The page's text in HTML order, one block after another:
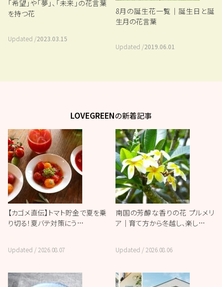
「希望」や「夢」、「未来」の花言葉
を持つ花
Updated /2023.03.15
8月の誕生花一覧｜誕生日と誕
生月の花言葉
Updated /2019.06.01
LOVEGREENの新着記事
【カゴメ直伝】トマト貯金で夏を乗
り切る！夏バテ対策にう…
Updated /2026.08.07
南国の芳醇な香りの花 プルメリ
ア｜育て方から冬越し、楽し…
Updated /2026.08.06